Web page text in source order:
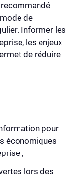
de
Informer les
les enjeux
de réduire
pour
économiques
;
lors des